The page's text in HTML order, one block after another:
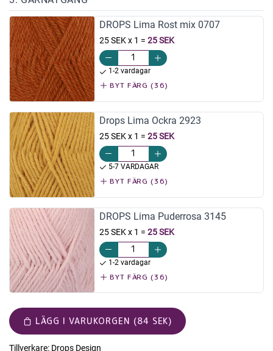
DROPS Lima Rost mix 0707
25 SEK x 1 = 25 SEK
1-2 vardagar
BYT FÄRG (36)
Drops Lima Ockra 2923
25 SEK x 1 = 25 SEK
5-7 VARDAGAR
BYT FÄRG (36)
DROPS Lima Puderrosa 3145
25 SEK x 1 = 25 SEK
1-2 vardagar
BYT FÄRG (36)
LÄGG I VARUKORGEN (84 SEK)
Tillverkare: Drops Design